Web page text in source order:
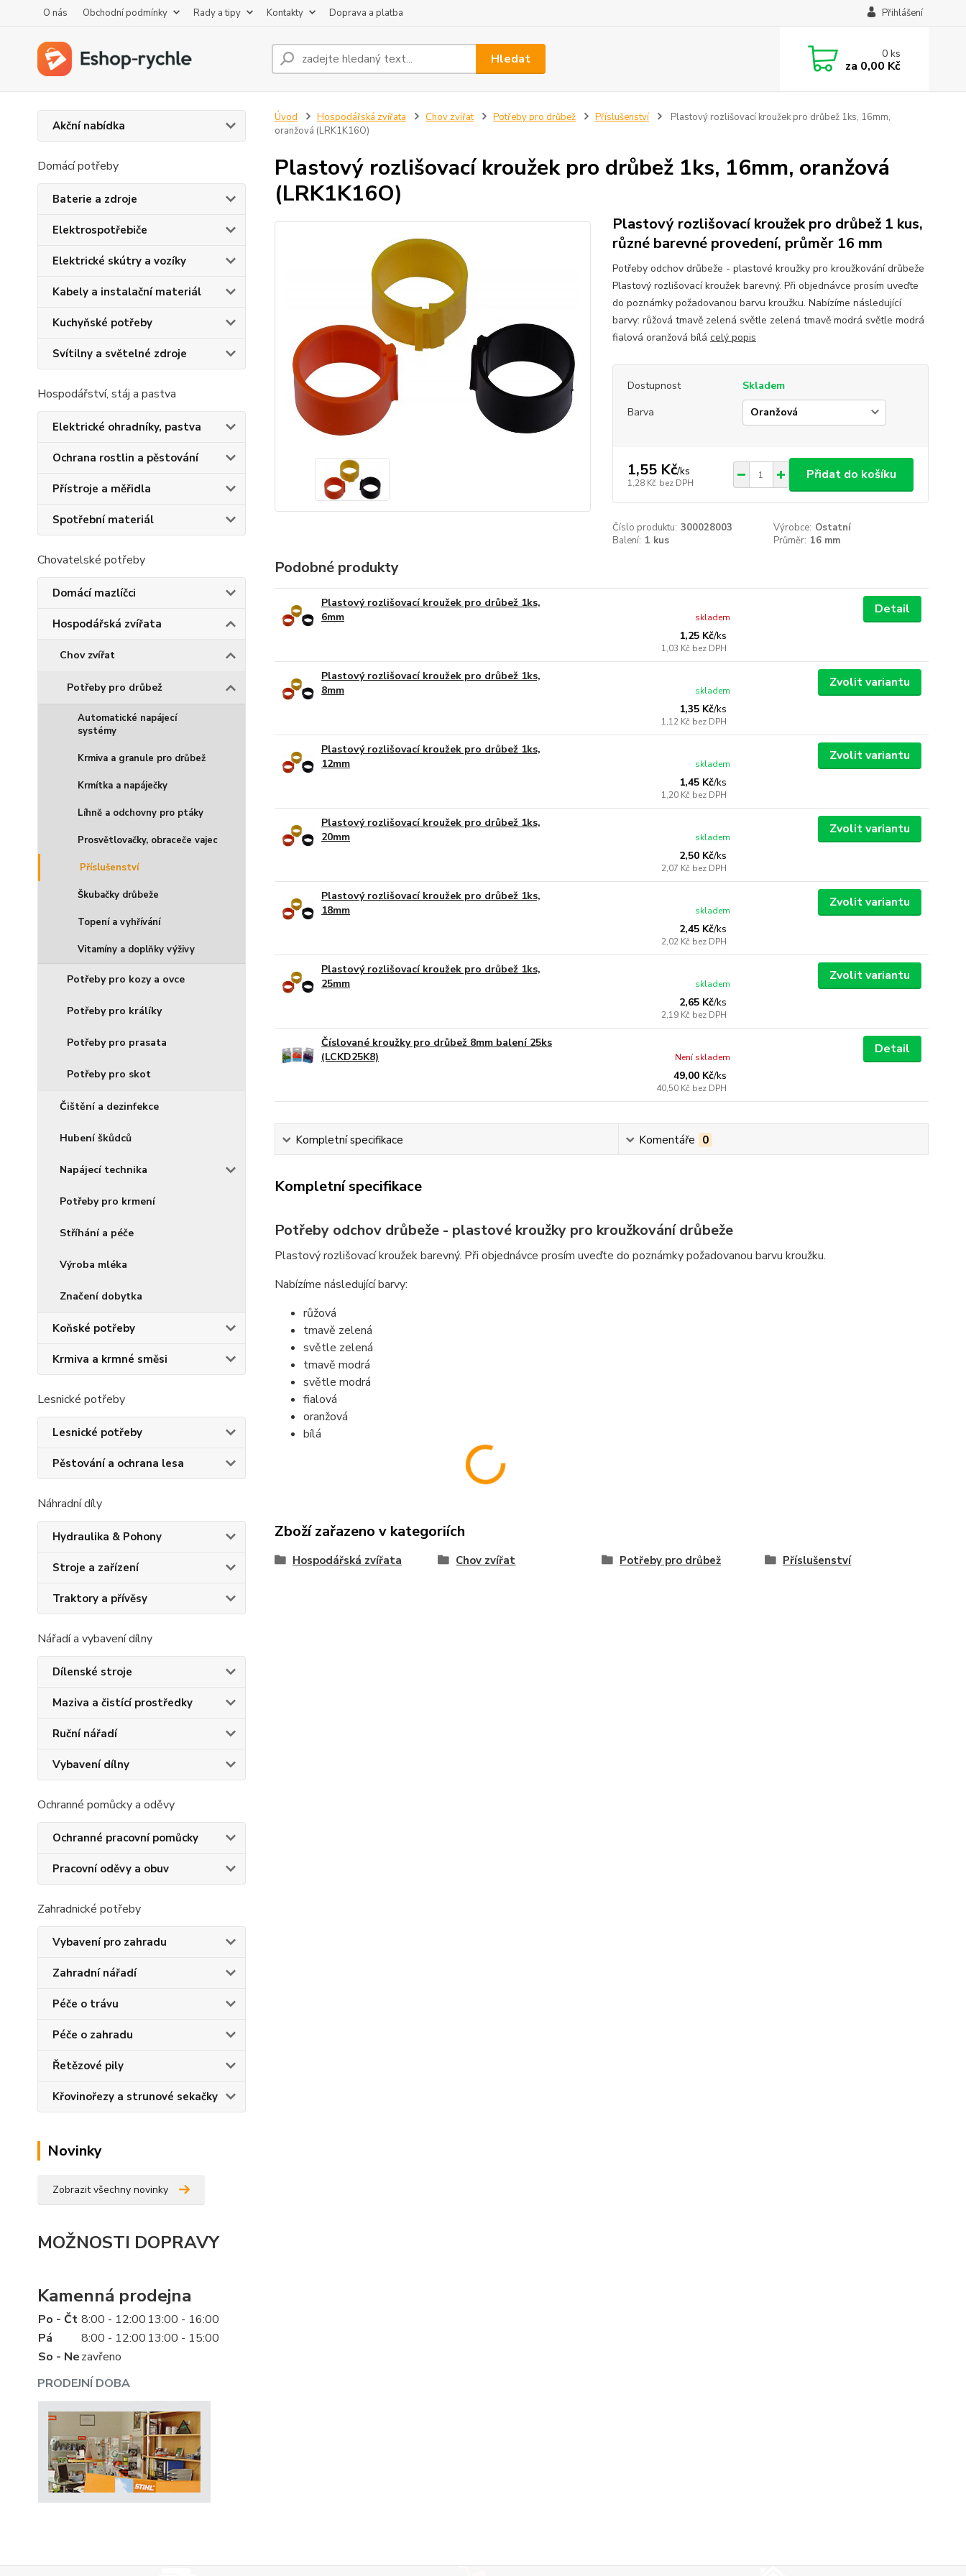
O nás Obchodní podmínky Rady a tipy Kontakty Doprava a platba Přihlášení
Hledat 0ks
za 0,00 Kč
Akční nabídka
Domácí potřeby
Baterie a zdroje
Elektrospotřebiče
Elektrické skútry a vozíky
Kabely a instalační materiál
Kuchyňské potřeby
Svítilny a světelné zdroje
Hospodářství, stáj a pastva
Elektrické ohradníky, pastva
Ochrana rostlin a pěstování
Přístroje a měřidla
Spotřební materiál
Chovatelské potřeby
Domácí mazlíčci
Hospodářská zvířata
Chov zvířat
Potřeby pro drůbež
Automatické napájecí
systémy
Krmiva a granule pro drůbež
Krmítka a napáječky
Líhně a odchovny pro ptáky
Prosvětlovačky, obraceče vajec
Příslušenství
Škubačky drůbeže
Topení a vyhřívání
Vitamíny a doplňky výživy
Potřeby pro kozy a ovce
Potřeby pro králíky
Potřeby pro prasata
Potřeby pro skot
Čištění a dezinfekce
Hubení škůdců
Napájecí technika
Potřeby pro krmení
Stříhání a péče
Výroba mléka
Značení dobytka
Koňské potřeby
Krmiva a krmné směsi
Lesnické potřeby
Lesnické potřeby
Pěstování a ochrana lesa
Náhradní díly
Hydraulika & Pohony
Stroje a zařízení
Traktory a přívěsy
Nářadí a vybavení dílny
Dílenské stroje
Maziva a čistící prostředky
Ruční nářadí
Vybavení dílny
Ochranné pomůcky a oděvy
Ochranné pracovní pomůcky
Pracovní oděvy a obuv
Zahradnické potřeby
Vybavení pro zahradu
Zahradní nářadí
Péče o trávu
Péče o zahradu
Řetězové pily
Křovinořezy a strunové sekačky
Novinky
Zobrazit všechny novinky
MOŽNOSTI DOPRAVY
Kamenná prodejna
PRODEJNÍ DOBA
Po - Čt 8:00 - 12:00 13:00 - 16:00
Pá
8:00 - 12:00 13:00 - 15:00
So - Nezavřeno
Úvod Hospodářská zvířata Chov zvířat Potřeby pro drůbež Příslušenství
Plastový rozlišovací kroužek pro drůbež 1ks, 16mm,
oranžová (LRK1K16O)
Plastový rozlišovací kroužek pro drůbež 1ks, 16mm, oranžová
(LRK1K16O)
Plastový rozlišovací kroužek pro drůbež 1 kus,
různé barevné provedení, průměr 16 mm
Potřeby odchov drůbeže - plastové kroužky pro kroužkování drůbeže
Plastový rozlišovací kroužek barevný. Při objednávce prosím uveďte
do poznámky požadovanou barvu kroužku. Nabízíme následující
barvy: růžová tmavě zelená světle zelená tmavě modrá světle modrá
fialová oranžová bílá celý popis
Dostupnost
Skladem
Barva
1,55 Kč/ks
1,28 Kč bez DPH
Přidat do košíku
Číslo produktu: 300028003 Výrobce: Ostatní
Balení: 1 kus Průměr: 16 mm
Podobné produkty
Plastový rozlišovací kroužek pro drůbež 1ks,
6mm
1,25 Kč/ks
1,03 Kč bez DPH
skladem
Detail
Plastový rozlišovací kroužek pro drůbež 1ks,
8mm
1,35 Kč/ks
1,12 Kč bez DPH
skladem
Zvolit variantu
Plastový rozlišovací kroužek pro drůbež 1ks,
12mm
1,45 Kč/ks
1,20 Kč bez DPH
skladem
Zvolit variantu
Plastový rozlišovací kroužek pro drůbež 1ks,
20mm
2,50 Kč/ks
2,07 Kč bez DPH
skladem
Zvolit variantu
Plastový rozlišovací kroužek pro drůbež 1ks,
18mm
2,45 Kč/ks
2,02 Kč bez DPH
skladem
Zvolit variantu
Plastový rozlišovací kroužek pro drůbež 1ks,
25mm
2,65 Kč/ks
2,19 Kč bez DPH
skladem
Zvolit variantu
Číslované kroužky pro drůbež 8mm balení 25ks
(LCKD25K8)
49,00 Kč/ks
40,50 Kč bez DPH
Není skladem
Detail
Kompletní specifikace Komentáře 0
Kompletní specifikace
Potřeby odchov drůbeže - plastové kroužky pro kroužkování drůbeže
Plastový rozlišovací kroužek barevný. Při objednávce prosím uveďte do poznámky požadovanou barvu kroužku.
Nabízíme následující barvy:
růžová
tmavě zelená
světle zelená
tmavě modrá
světle modrá
fialová
oranžová
bílá
Zboží zařazeno v kategoriích
Hospodářská zvířata Chov zvířat Potřeby pro drůbež Příslušenství